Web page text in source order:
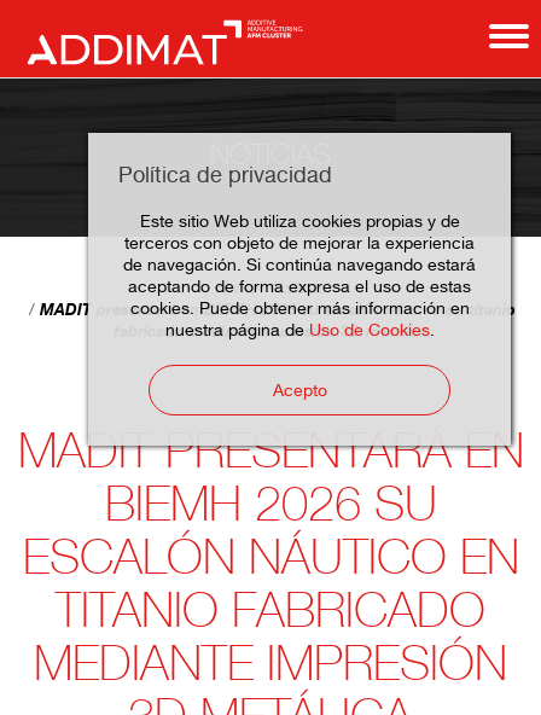
Política de privacidad
Este sitio Web utiliza cookies propias y de
terceros con objeto de mejorar la experiencia
de navegación. Si continúa navegando estará
aceptando de forma expresa el uso de estas
cookies. Puede obtener más información en
nuestra página de Uso de Cookies.
Acepto
Home Noticias
MADIT presentará en BIEMH 2026 su escalón náutico en titanio
fabricado mediante impresión 3D metálica
MADIT PRESENTARÁ EN
BIEMH 2026 SU
ESCALÓN NÁUTICO EN
TITANIO FABRICADO
MEDIANTE IMPRESIÓN